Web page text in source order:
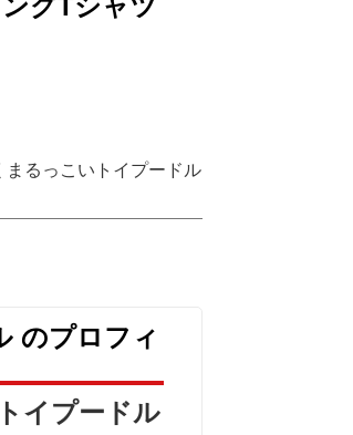
グTシャツ
るっこいトイプードル
のプロフィ
イプードル